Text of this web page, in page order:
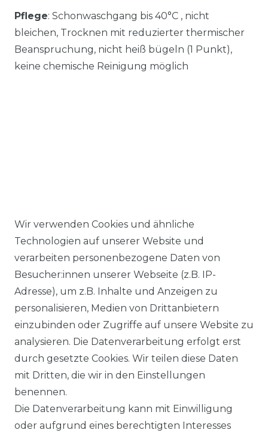
Pflege: Schonwaschgang bis 40°C , nicht
bleichen, Trocknen mit reduzierter thermischer
Beanspruchung, nicht heiß bügeln (1 Punkt),
keine chemische Reinigung möglich
Ähnlicher Artikel
Angels - Damen 5-Pocket
Jeans, Dolly (538000)
ab 89,99 € *
Wir verwenden Cookies und ähnliche
Technologien auf unserer Website und
verarbeiten personenbezogene Daten von
Besucher:innen unserer Webseite (z.B. IP-
Adresse), um z.B. Inhalte und Anzeigen zu
personalisieren, Medien von Drittanbietern
einzubinden oder Zugriffe auf unsere Website zu
analysieren. Die Datenverarbeitung erfolgt erst
durch gesetzte Cookies. Wir teilen diese Daten
mit Dritten, die wir in den Einstellungen
benennen.
Die Datenverarbeitung kann mit Einwilligung
oder aufgrund eines berechtigten Interesses